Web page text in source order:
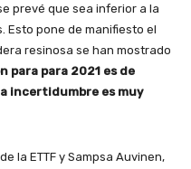
prevé que sea inferior a la
Esto pone de manifiesto el
resinosa se han mostrado
para para 2021 es de
incertidumbre es muy
la ETTF y Sampsa Auvinen,